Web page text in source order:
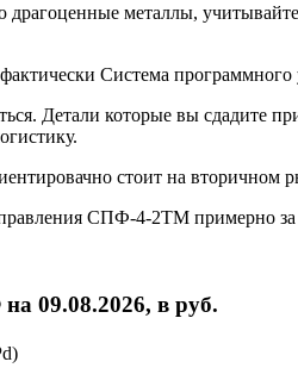
драгоценные металлы,
Система
Детали которые вы сдадите
стоит на вторичном
СПФ-4-2ТМ примерно за
09.08.2026, в руб.